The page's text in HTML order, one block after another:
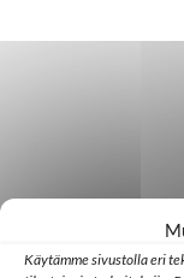
Käytämme sivustolla eri